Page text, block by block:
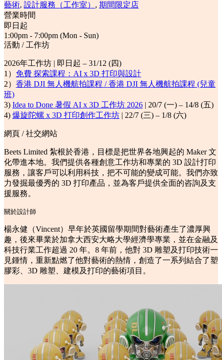
藝術, 設計服務（工作室） , 期間限定店
營業時間
即日起
1:00pm - 7:00pm (Mon - Sun)
活動 / 工作坊
2026年工作坊 | 即日起 – 31/12 (四)
1） 免費 探索課程：AI x 3D 打印與設計
2） 香港 DJI 無人機航拍課程 / 香港 DJI 無人機航拍課程 (兒童
班)
3) Idea to Done 暑假 AI x 3D 工作坊 2026 | 20/7 (一) – 14/8 (五)
4) 爆旋陀螺 x 3D 打印創作工作坊 | 22/7 (三) – 1/8 (六)
網頁 / 社交網站
Beets Limited 紮根於香港，目標是把世界各地興起的 Maker 文
化帶進本地。我們提供各種創意工作坊和專業的 3D 設計打印
服務，讓客戶可以利用科技，把不可能的變成可能。我們亦致
力發掘最優秀的 3D 打印產品，並為客戶提供全面的咨詢及支
援服務。
關於設計師
楊永健（Vincent）早年於英國留學期間對藝術產生了濃厚興
趣，後來畢業於加拿大西安大略大學經濟學專業，並在金融及
科技行業工作超過 20 年。8 年前，他對 3D 雕塑及打印技術一
見鍾情，重新點燃了他對藝術的熱情，創造了一系列結合了塑
膠彩、3D 雕塑、建模及打印的藝術項目。